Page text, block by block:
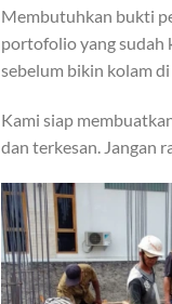
Membutuhkan bukti
portofolio yang sudah
sebelum bikin kolam
Kami siap
dan terkesan. Jangan